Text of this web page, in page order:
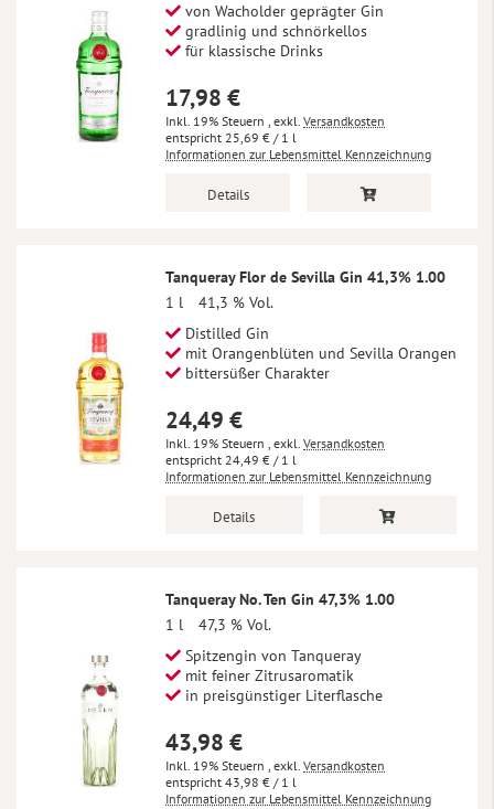
von Wacholder geprägter Gin
gradlinig und schnörkellos
für klassische Drinks
17,98 €
Inkl. 19% Steuern , exkl. Versandkosten
25,69 € / 1 l
Informationen zur Lebensmittel Kennzeichnung
Details
Tanqueray Flor de Sevilla Gin 41,3% 1.00
1 l
41,3 % Vol.
Distilled Gin
mit Orangenblüten und Sevilla Orangen
bittersüßer Charakter
24,49 €
Inkl. 19% Steuern , exkl. Versandkosten
24,49 € / 1 l
Informationen zur Lebensmittel Kennzeichnung
Details
Tanqueray No. Ten Gin 47,3% 1.00
1 l
47,3 % Vol.
Spitzengin von Tanqueray
mit feiner Zitrusaromatik
in preisgünstiger Literflasche
43,98 €
Inkl. 19% Steuern , exkl. Versandkosten
43,98 € / 1 l
Informationen zur Lebensmittel Kennzeichnung